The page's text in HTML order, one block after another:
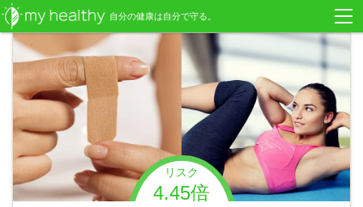
リスク
4.45倍
自分の健康は自分で守る。